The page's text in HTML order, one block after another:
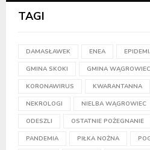
TAGI
DAMASŁAWEK ENEA
GMINA SKOKI GMINA WĄGROWIEC
KORONAWIRUS KWARANTANNA
NEKROLOGI NIELBA WĄGROWIEC
ODESZLI OSTATNIE POŻEGNANIE
PANDEMIA PIŁKA NOŻNA